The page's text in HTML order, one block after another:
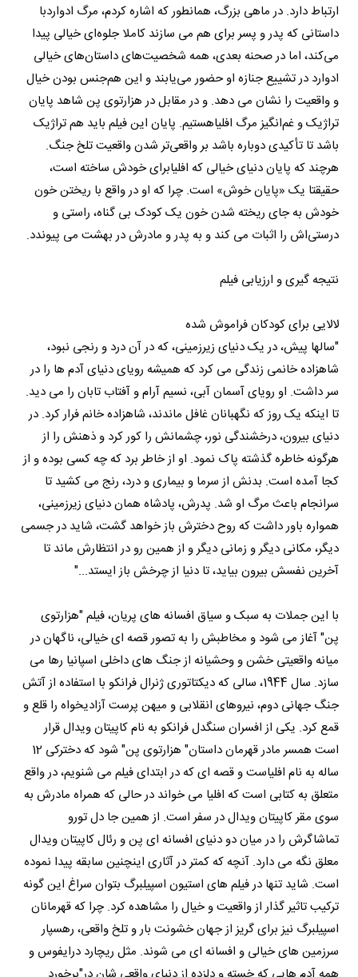
ارتباط دارد. در ماهی بزرگ، همانطور که اشاره کردم، مرگ ادواردبا
داستانی که پدر و پسر برای هم می سازند کاملا جلوه‌ای خیالی پیدا
می‌کند، اما در صحنه بعدی، همه شخصیت‌های داستان‌های خیالی
ادوارد در تشییع جنازه او حضور می‌یابند و این هم‌جنس بودن خیال
و واقعیت را نشان می دهد. و در مقابل در هزارتوی پن شاهد پایان
تراژیک و غم‌انگیز مرگ افلیاهستیم. پایان این فیلم باید هم تراژیک
باشد تا تأکیدی دوباره باشد بر واقعی‌تر شدن واقعیت تلخ جنگ.
هرچند که پایان دنیای خیالی که افلیابرای خودش ساخته است،
حقیقتا یک «پایان خوش» است. چرا که او در واقع با ریختن خون
خودش به جای ریخته شدن خون یک کودک بی گناه، راستی و
درستی‌اش را اثبات می کند و به پدر و مادرش در بهشت می پیوندد.
نتیجه گیری و ارزیابی فیلم
لالایی برای کودکان فراموش شده
"سالها پیش، در یک دنیای زیرزمینی، که در آن درد و رنجی نبود،
شاهزاده خانمی زندگی می کرد که همیشه رویای دنیای آدم ها را در
سر داشت. او رویای آسمان آبی، نسیم آرام و آفتاب تابان را می دید.
تا اینکه یک روز که نگهبانان غافل ماندند، شاهزاده خانم فرار کرد. در
دنیای بیرون، درخشندگی نور، چشمانش را کور کرد و ذهنش را از
هرگونه خاطره گذشته پاک نمود. او از خاطر برد که چه کسی بوده و از
کجا آمده است. بدنش از سرما و بیماری و درد، رنج می کشید تا
سرانجام باعث مرگ او شد. پدرش، پادشاه همان دنیای زیرزمینی،
همواره باور داشت که روح دخترش باز خواهد گشت، شاید در جسمی
دیگر، مکانی دیگر و زمانی دیگر و از همین رو در انتظارش ماند تا
آخرین نفسش بیرون بیاید، تا دنیا از چرخش باز ایستد..."
با این جملات به سبک و سیاق افسانه های پریان، فیلم "هزارتوی
پن" آغاز می شود و مخاطبش را به تصور قصه ای خیالی، ناگهان در
میانه واقعیتی خشن و وحشیانه از جنگ های داخلی اسپانیا رها می
سازد. سال 1944، سالی که دیکتاتوری ژنرال فرانکو با استفاده از آتش
جنگ جهانی دوم، نیروهای انقلابی و میهن پرست آزادیخواه را قلع و
قمع کرد. یکی از افسران سنگدل فرانکو به نام کاپیتان ویدال قرار
است همسر مادر قهرمان داستان" هزارتوی پن" شود که دخترکی 12
ساله به نام افلیاست و قصه ای که در ابتدای فیلم می شنویم، در واقع
متعلق به کتابی است که افلیا می خواند در حالی که همراه مادرش به
سوی مقر کاپیتان ویدال در سفر است. از همین جا دل تورو
تماشاگرش را در میان دو دنیای افسانه ای پن و رئال کاپیتان ویدال
معلق نگه می دارد. آنچه که کمتر در آثاری اینچنین سابقه پیدا نموده
است. شاید تنها در فیلم های استیون اسپیلبرگ بتوان سراغ این گونه
ترکیب تاثیر گذار از واقعیت و خیال را مشاهده کرد. چرا که قهرمانان
اسپیلبرگ نیز برای گریز از جهان خشونت بار و تلخ واقعی، رهسپار
سرزمین های خیالی و افسانه ای می شوند. مثل ریچارد درایفوس و